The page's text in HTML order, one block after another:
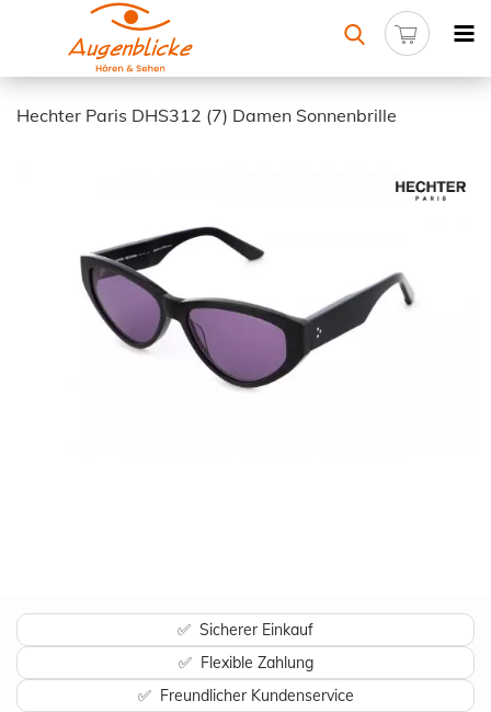
Hechter Paris DHS312 (7) Damen Sonnenbrille
✅ Sicherer Einkauf
✅ Flexible Zahlung
✅ Freundlicher Kundenservice